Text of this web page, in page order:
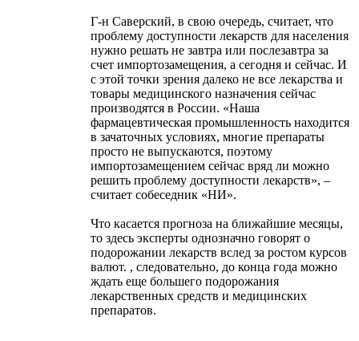
Г-н Саверский, в свою очередь, считает, что
проблему доступности лекарств для населения
нужно решать не завтра или послезавтра за
счет импортозамещения, а сегодня и сейчас. И
с этой точки зрения далеко не все лекарства и
товары медицинского назначения сейчас
производятся в России. «Наша
фармацевтическая промышленность находится
в зачаточных условиях, многие препараты
просто не выпускаются, поэтому
импортозамещением сейчас вряд ли можно
решить проблему доступности лекарств», –
считает собеседник «НИ».
Что касается прогноза на ближайшие месяцы,
то здесь эксперты однозначно говорят о
подорожании лекарств вслед за ростом курсов
валют. , следовательно, до конца года можно
ждать еще большего подорожания
лекарственных средств и медицинских
препаратов.